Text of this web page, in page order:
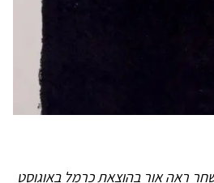
ראה אור בהוצאת כרמל באוגוסט